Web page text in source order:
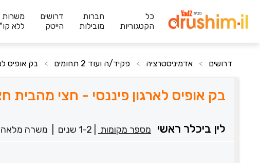
כל
הקטגוריות
חברות
מובילות
דרושים
הייטק
משרות
ללא
דרושים > אדמיניסטרציה > פקיד/ה ועוד 2 תחומים > בק אופיס
בק אופיס לארגון פיננסי - חצי מהבית
לין ביכלר ראשי מספר מקומות 1-2 שנים משרה מלאה